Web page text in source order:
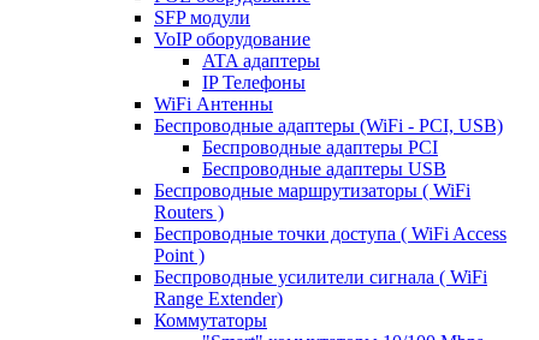
SFP модули
VoIP оборудование
ATA адаптеры
IP Телефоны
WiFi Антенны
Беспроводные адаптеры (WiFi - PCI, USB)
Беспроводные адаптеры PCI
Беспроводные адаптеры USB
Беспроводные маршрутизаторы ( WiFi
Routers )
Беспроводные точки доступа ( WiFi Access
Point )
Беспроводные усилители сигнала ( WiFi
Range Extender)
Коммутаторы